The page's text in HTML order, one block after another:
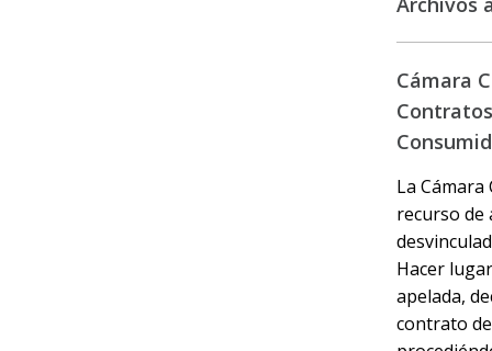
Cámara
La Cámara
recurso
Hacer
apelada,
contrato